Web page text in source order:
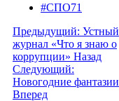
#СПО71
Предыдущий: Устный
журнал «Что я знаю о
коррупции» Назад
Следующий:
Новогодние фантазии
Вперед